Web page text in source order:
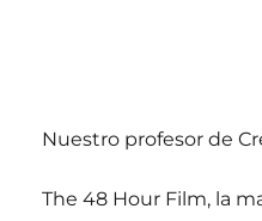
Nuestro profesor de
The 48 Hour Film, la